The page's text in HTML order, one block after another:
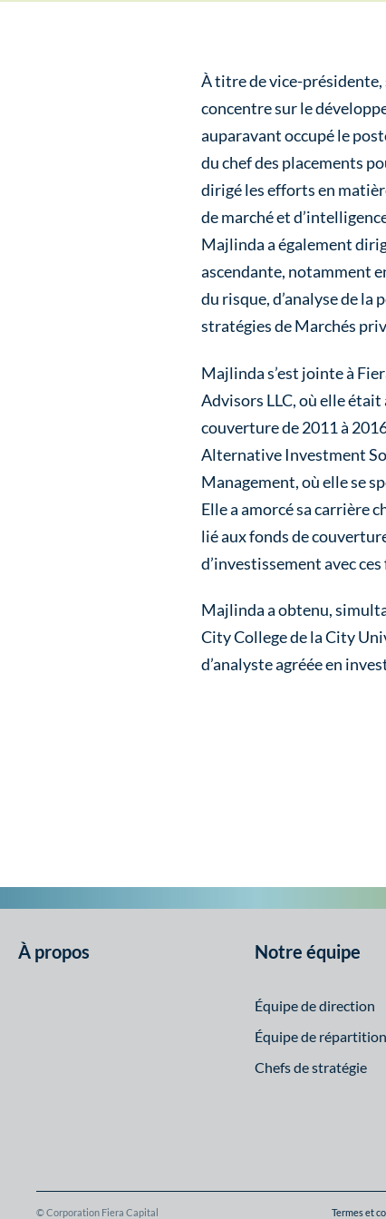
À titre de vice-
concentre sur le
auparavant occupé le
du chef des placements
dirigé les efforts en
de marché et
Majlinda a également
ascendante, notamment
du risque, d’analyse de
stratégies de Marchés
Majlinda s’est jointe à
Advisors LLC, où elle
couverture de 2011 à
Alternative Investment
Management, où elle se
Elle a amorcé sa carrière
lié aux fonds de
d’investissement avec ces
Majlinda a obtenu,
City College de la City
d’analyste agréée en
À propos Notre équipe
Équipe de direction
Équipe de répartition
Chefs de stratégie
© Corporation Fiera Capital Termes et